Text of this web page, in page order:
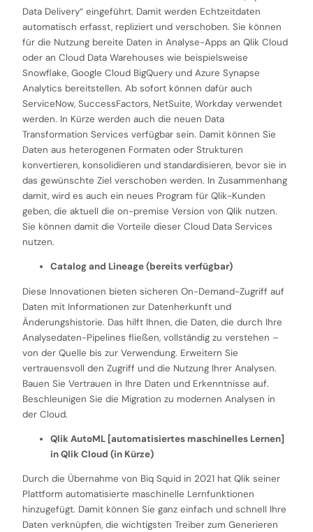
Data Delivery“ eingeführt. Damit werden Echtzeitdaten
automatisch erfasst, repliziert und verschoben. Sie können
für die Nutzung bereite Daten in Analyse-Apps an Qlik Cloud
oder an Cloud Data Warehouses wie beispielsweise
Snowflake, Google Cloud BigQuery und Azure Synapse
Analytics bereitstellen. Ab sofort können dafür auch
ServiceNow, SuccessFactors, NetSuite, Workday verwendet
werden. In Kürze werden auch die neuen Data
Transformation Services verfügbar sein. Damit können Sie
Daten aus heterogenen Formaten oder Strukturen
konvertieren, konsolidieren und standardisieren, bevor sie in
das gewünschte Ziel verschoben werden. In Zusammenhang
damit, wird es auch ein neues Program für Qlik-Kunden
geben, die aktuell die on-premise Version von Qlik nutzen.
Sie können damit die Vorteile dieser Cloud Data Services
nutzen.
Catalog and Lineage (bereits verfügbar)
Diese Innovationen bieten sicheren On-Demand-Zugriff auf
Daten mit Informationen zur Datenherkunft und
Änderungshistorie. Das hilft Ihnen, die Daten, die durch Ihre
Analysedaten-Pipelines fließen, vollständig zu verstehen –
von der Quelle bis zur Verwendung. Erweitern Sie
vertrauensvoll den Zugriff und die Nutzung Ihrer Analysen.
Bauen Sie Vertrauen in Ihre Daten und Erkenntnisse auf.
Beschleunigen Sie die Migration zu modernen Analysen in
der Cloud.
Qlik AutoML [automatisiertes maschinelles Lernen]
in Qlik Cloud (in Kürze)
Durch die Übernahme von Biq Squid in 2021 hat Qlik seiner
Plattform automatisierte maschinelle Lernfunktionen
hinzugefügt. Damit können Sie ganz einfach und schnell Ihre
Daten verknüpfen, die wichtigsten Treiber zum Generieren